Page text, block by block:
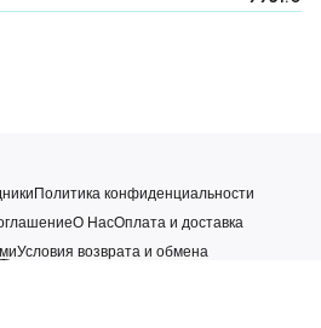
Политика конфиденциальности
О НасОплата и доставка
Условия возврата и обмена